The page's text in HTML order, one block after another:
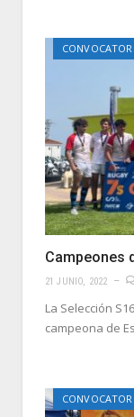
Campeones
21 JUNIO, 2022
La Selección
campeona de